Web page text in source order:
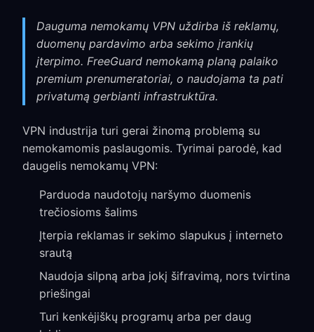
Dauguma nemokamų VPN uždirba iš reklamų,
duomenų pardavimo arba sekimo įrankių
įterpimo. FreeGuard nemokamą planą palaiko
premium prenumeratoriai, o naudojama ta pati
privatumą gerbianti infrastruktūra.
VPN industrija turi gerai žinomą problemą su
nemokamomis paslaugomis. Tyrimai parodė, kad
daugelis nemokamų VPN:
Parduoda naudotojų naršymo duomenis
trečiosioms šalims
Įterpia reklamas ir sekimo slapukus į interneto
srautą
Naudoja silpną arba jokį šifravimą, nors tvirtina
priešingai
Turi kenkėjiškų programų arba per daug